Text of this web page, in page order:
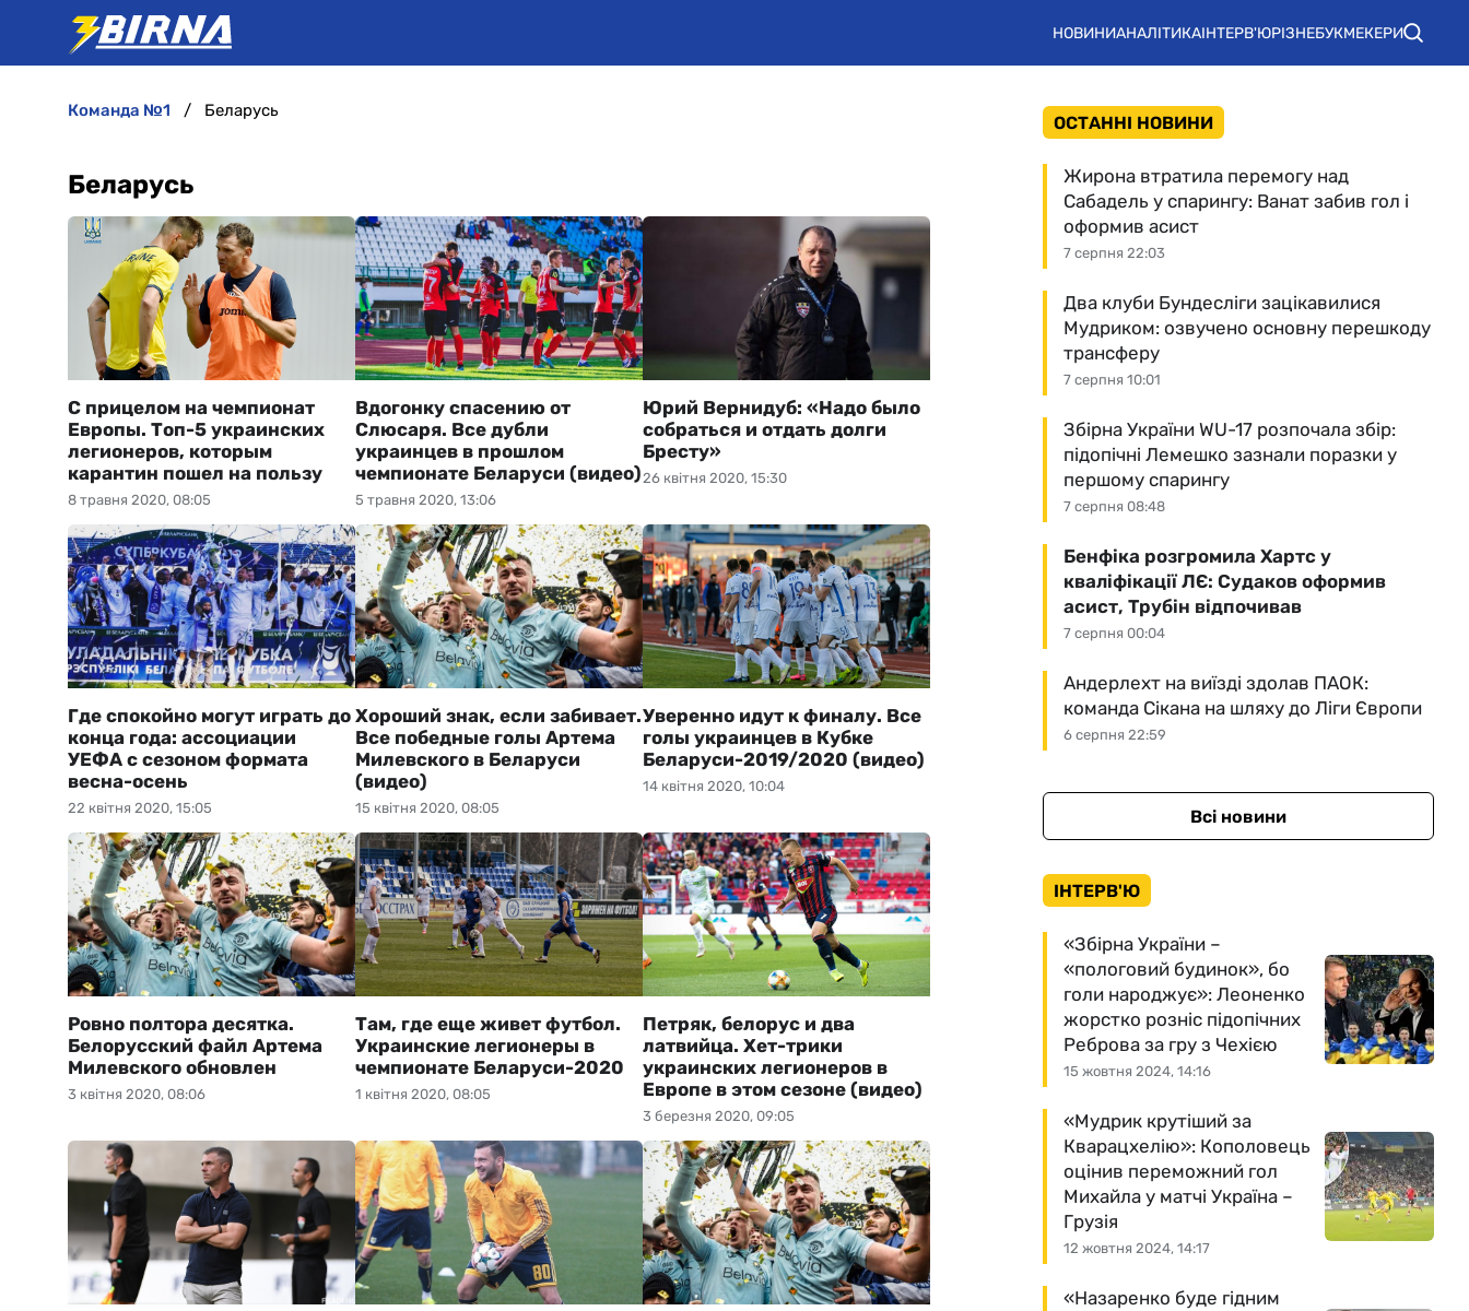
НОВИНИАНАЛІТИКАІНТЕРВ'ЮРІЗНЕБУКМЕКЕРИ
команда №1 Беларусь
Беларусь
8 травня 2020, 08:05
С прицелом на чемпионат
Европы. Топ-5 украинских
легионеров, которым
карантин пошел на пользу
5 травня 2020, 13:06
Вдогонку спасению от
Слюсаря. Все дубли
украинцев в прошлом
чемпионате Беларуси (видео)26 квітня 2020, 15:30
Юрий Вернидуб: «Надо было
собраться и отдать долги
Бресту»
22 квітня 2020, 15:05
Где спокойно могут играть до
конца года: ассоциации
УЕФА с сезоном формата
весна-осень
15 квітня 2020, 08:05
Хороший знак, если забивает.
Все победные голы Артема
Милевского в Беларуси
(видео)
14 квітня 2020, 10:04
Уверенно идут к финалу. Все
голы украинцев в Кубке
Беларуси-2019/2020 (видео)
3 квітня 2020, 08:06
Ровно полтора десятка.
Белорусский файл Артема
Милевского обновлен
1 квітня 2020, 08:05
Там, где еще живет футбол.
Украинские легионеры в
чемпионате Беларуси-2020
3 березня 2020, 09:05
Петряк, белорус и два
латвийца. Хет-трики
украинских легионеров в
Европе в этом сезоне (видео)
ОСТАННІ НОВИНИ
7 серпня 22:03
Жирона втратила перемогу над
Сабадель у спарингу: Ванат забив гол і
оформив асист
7 серпня 10:01
Два клуби Бундесліги зацікавилися
Мудриком: озвучено основну перешкоду
трансферу
7 серпня 08:48
Збірна України WU-17 розпочала збір:
підопічні Лемешко зазнали поразки у
першому спарингу
7 серпня 00:04
Бенфіка розгромила Хартс у
кваліфікації ЛЄ: Судаков оформив
асист, Трубін відпочивав
6 серпня 22:59
Андерлехт на виїзді здолав ПАОК:
команда Сікана на шляху до Ліги Європи
Всі новини
ІНТЕРВ'Ю
15 жовтня 2024, 14:16
«Збірна України –
«пологовий будинок», бо
голи народжує»: Леоненко
жорстко розніс підопічних
Реброва за гру з Чехією
12 жовтня 2024, 14:17
«Мудрик крутіший за
Кварацхелію»: Кополовець
оцінив переможний гол
Михайла у матчі Україна –
Грузія
«Назаренко буде гідним